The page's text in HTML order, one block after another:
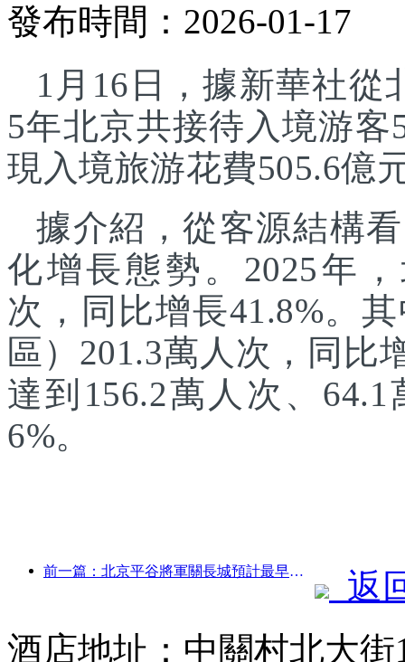
發布時間：2026-01-17
1月16日，據新華社從
5年北京共接待入境游客
現入境旅游花費505.6億
據介紹，從客源結構
化增長態勢。2025年
次，同比增長41.8%。
區）201.3萬人次，同比
達到156.2萬人次、
6%。
前一篇：北京平谷將軍關長城預計最早于2026年底開門迎客
返
酒店地址：中關村北大